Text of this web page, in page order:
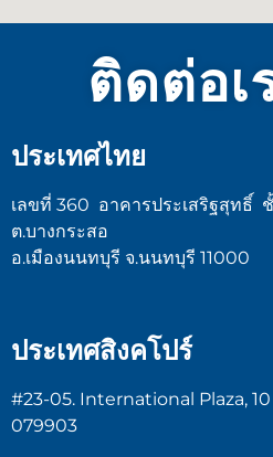
ติดต่อเ
ประเทศไทย​
เลขที่ 360 อาคารประเสริฐสุทธิ์
ต.บางกระสอ
อ.เมืองนนทบุรี จ.นนทบุรี 11000
ประเทศสิงคโปร์
#23-05. International Plaza,
079903